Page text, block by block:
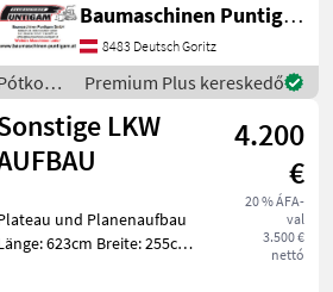
Traglast/Paar (Achsabstand
1m - 14000 kg, 1, 5m - 14000
kg, 2m - 14000 kg), Referenz
Baumaschinen Puntigam GmbH
8483 Deutsch Goritz
Premium Plus kereskedő
LKW
4.200
€
20 % ÁFA-
val
3.500 €
nettó
und Planenaufbau
623cm Breite: 255cm